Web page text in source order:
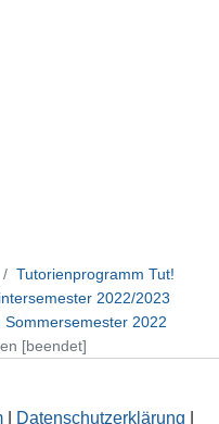
Tutorienprogramm Tut!
2022/2023
Sommersemester 2022
[beendet]
Datenschutzerklärung